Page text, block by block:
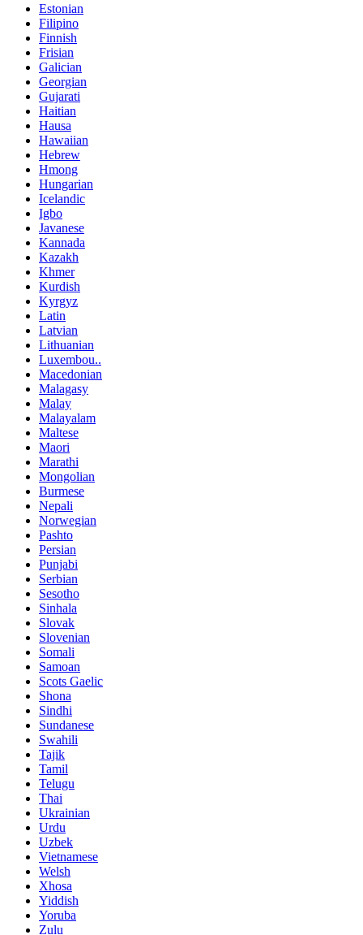
Estonian
Filipino
Finnish
Frisian
Galician
Georgian
Gujarati
Haitian
Hausa
Hawaiian
Hebrew
Hmong
Hungarian
Icelandic
Igbo
Javanese
Kannada
Kazakh
Khmer
Kurdish
Kyrgyz
Latin
Latvian
Lithuanian
Luxembou..
Macedonian
Malagasy
Malay
Malayalam
Maltese
Maori
Marathi
Mongolian
Burmese
Nepali
Norwegian
Pashto
Persian
Punjabi
Serbian
Sesotho
Sinhala
Slovak
Slovenian
Somali
Samoan
Scots Gaelic
Shona
Sindhi
Sundanese
Swahili
Tajik
Tamil
Telugu
Thai
Ukrainian
Urdu
Uzbek
Vietnamese
Welsh
Xhosa
Yiddish
Yoruba
Zulu